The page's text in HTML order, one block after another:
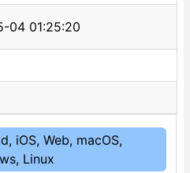
04 01:25:20
iOS, Web, macOS,
Linux